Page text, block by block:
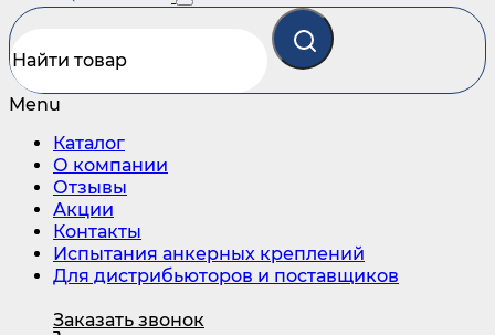
Menu
Каталог
О компании
Отзывы
Акции
Контакты
Испытания анкерных креплений
Для дистрибьюторов и поставщиков
Заказать звонок